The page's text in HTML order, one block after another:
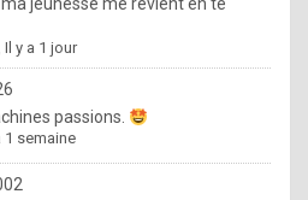
a
d
b
y
jeunesse me revient en te
Il y a 1 jour
passions.
1 semaine